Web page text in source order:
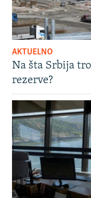
AKTUELNO
Na šta Srbija
rezerve?